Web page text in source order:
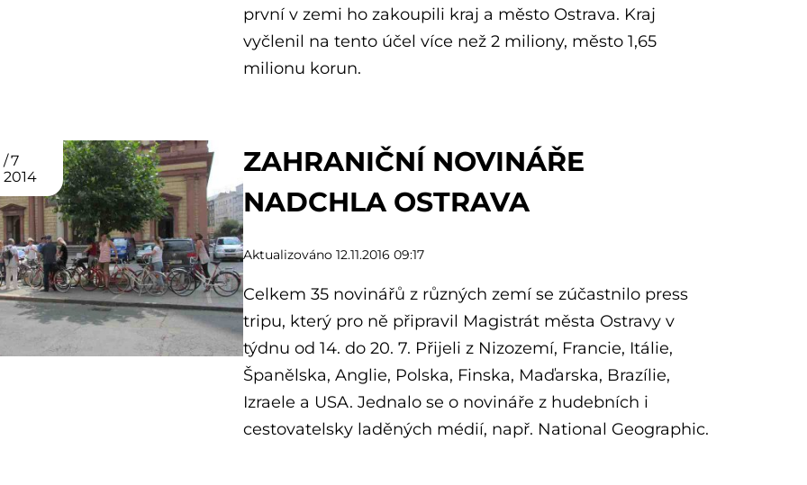
první v zemi ho zakoupili kraj a město Ostrava. Kraj
vyčlenil na tento účel více než 2 miliony, město 1,65
milionu korun.
7
2014
ZAHRANIČNÍ NOVINÁŘE
NADCHLA OSTRAVA
Aktualizováno 12.11.2016 09:17
Celkem 35 novinářů z různých zemí se zúčastnilo press
tripu, který pro ně připravil Magistrát města Ostravy v
týdnu od 14. do 20. 7. Přijeli z Nizozemí, Francie, Itálie,
Španělska, Anglie, Polska, Finska, Maďarska, Brazílie,
Izraele a USA. Jednalo se o novináře z hudebních i
cestovatelsky laděných médií, např. National Geographic.